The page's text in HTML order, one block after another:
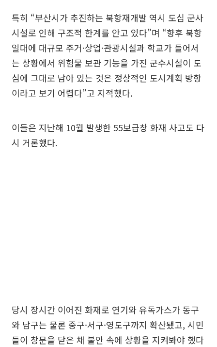
특히 “부산시가 추진하는 북항재개발 역시 도심 군사
시설로 인해 구조적 한계를 안고 있다”며 “향후 북항
일대에 대규모 주거·상업·관광시설과 학교가 들어서
는 상황에서 위험물 보관 기능을 가진 군수시설이 도
심에 그대로 남아 있는 것은 정상적인 도시계획 방향
이라고 보기 어렵다”고 지적했다.
이들은 지난해 10월 발생한 55보급창 화재 사고도 다
시 거론했다.
당시 장시간 이어진 화재로 연기와 유독가스가 동구
와 남구는 물론 중구·서구·영도구까지 확산됐고, 시민
들이 창문을 닫은 채 불안 속에 상황을 지켜봐야 했다